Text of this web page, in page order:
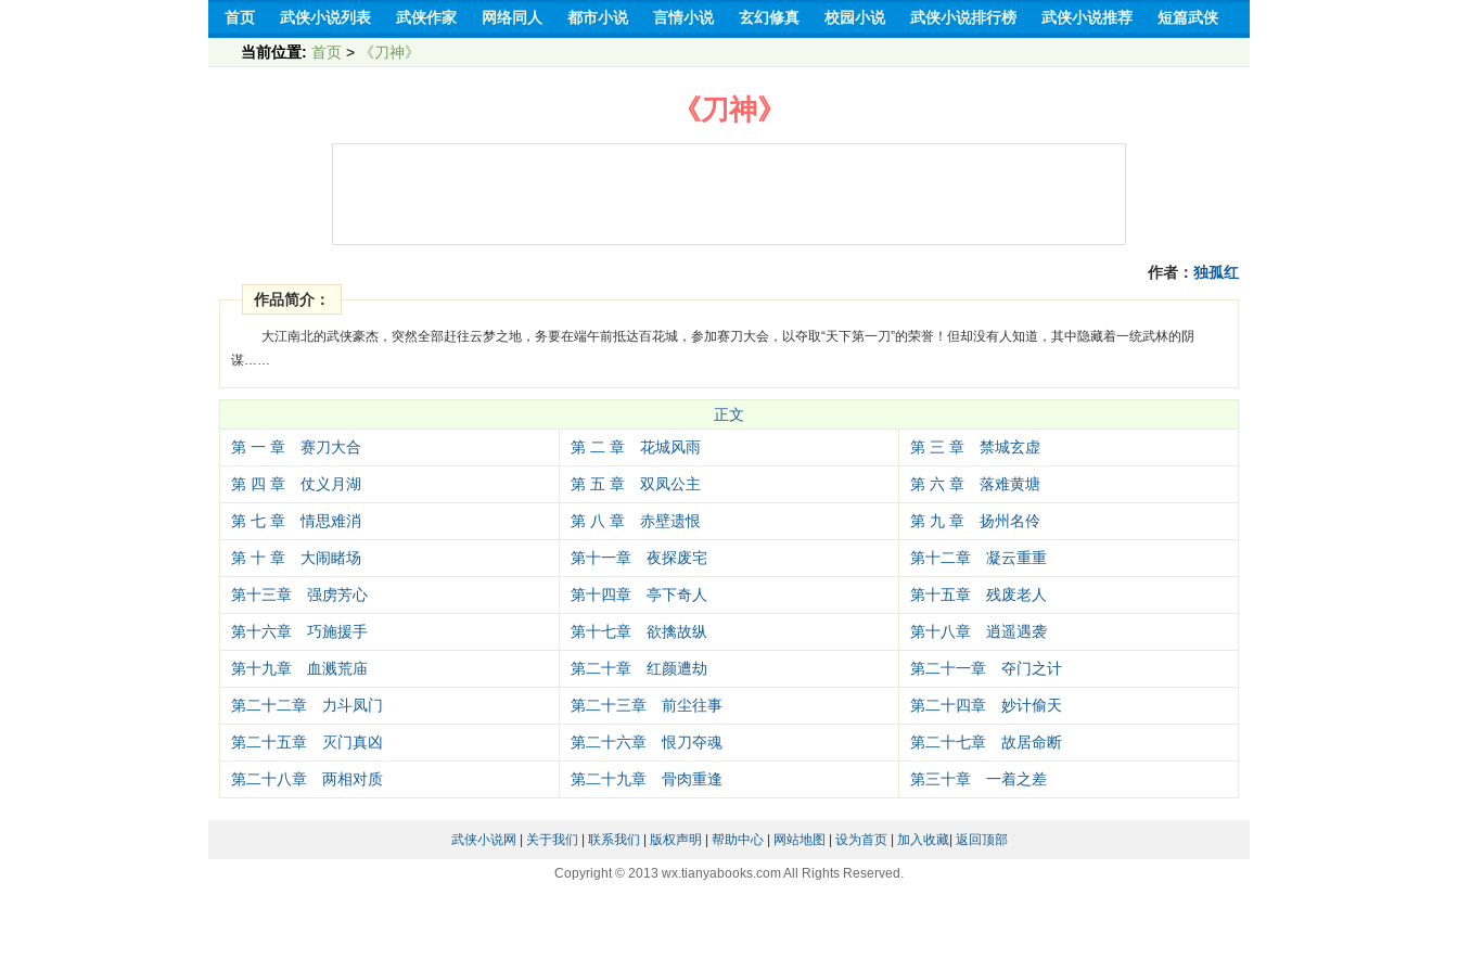
首页 武侠小说列表 武侠作家 网络同人 都市小说 言情小说 玄幻修真 校园小说 武侠小说排行榜 武侠小说推荐 短篇武侠
当前位置: 首页 > 《刀神》
《刀神》
作者： 独孤红
作品简介：
大江南北的武侠豪杰，突然全部赶往云梦之地，务要在端午前抵达百花城，参加赛刀大会，以夺取“天下第一刀”的荣誉！但却没有人知道，其中隐藏着一统武林的阴
谋……
正文
第 一 章 赛刀大合
第 二 章 花城风雨 第 三 章 禁城玄虚
第 四 章 仗义月湖 第 五 章 双凤公主 第 六 章 落难黄塘
第 七 章 情思难消 第 八 章 赤壁遗恨 第 九 章 扬州名伶
第 十 章 大闹睹场 第十一章 夜探废宅 第十二章 凝云重重
第十三章 强虏芳心 第十四章 亭下奇人 第十五章 残废老人
第十六章 巧施援手 第十七章 欲擒故纵 第十八章 逍遥遇袭
第十九章 血溅荒庙 第二十章 红颜遭劫 第二十一章 夺门之计
第二十二章 力斗凤门 第二十三章 前尘往事 第二十四章 妙计偷天
第二十五章 灭门真凶 第二十六章 恨刀夺魂 第二十七章 故居命断
第二十八章 两相对质 第二十九章 骨肉重逢 第三十章 一着之差
武侠小说网 关于我们 联系我们 版权声明 帮助中心| 网站地图 设为首页| 加入收藏| 返回顶部
Copyright © 2013 wx.tianyabooks.com All Rights Reserved.